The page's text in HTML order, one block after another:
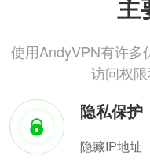
主
使用AndyVPN有许多
访问权
隐私保护
隐藏IP地址